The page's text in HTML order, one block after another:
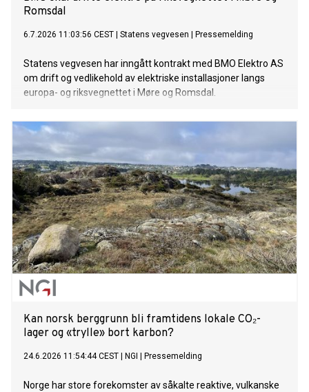
Romsdal
6.7.2026 11:03:56 CEST Statens vegvesen Pressemelding
Statens vegvesen har inngått kontrakt med BMO Elektro AS
om drift og vedlikehold av elektriske installasjoner langs
europa- og riksvegnettet i Møre og Romsdal.
Kan norsk berggrunn bli framtidens lokale CO₂-
lager og «trylle» bort karbon?
24.6.2026 11:54:44 CEST NGI Pressemelding
Norge har store forekomster av såkalte reaktive, vulkanske